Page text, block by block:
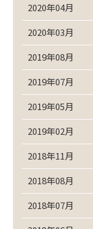
2020年04月
2020年03月
2019年08月
2019年07月
2019年05月
2019年02月
2018年11月
2018年08月
2018年07月